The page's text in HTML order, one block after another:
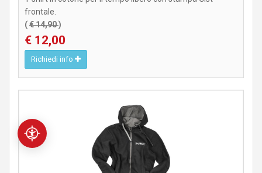
frontale.
(€ 14,90)
€ 12,00
Richiedi info